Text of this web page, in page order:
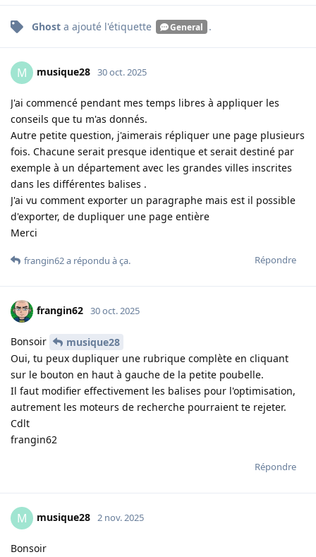
Ghost a ajouté l'étiquette General .
M musique28 30 oct. 2025
J'ai commencé pendant mes temps libres à appliquer les
conseils que tu m'as donnés.
Autre petite question, j'aimerais répliquer une page plusieurs
fois. Chacune serait presque identique et serait destiné par
exemple à un département avec les grandes villes inscrites
dans les différentes balises .
J'ai vu comment exporter un paragraphe mais est il possible
d'exporter, de dupliquer une page entière
Merci
Répondre
frangin62a répondu à ça.
frangin62 30 oct. 2025
Bonsoir
musique28
Oui, tu peux dupliquer une rubrique complète en cliquant
sur le bouton en haut à gauche de la petite poubelle.
Il faut modifier effectivement les balises pour l'optimisation,
autrement les moteurs de recherche pourraient te rejeter.
Cdlt
frangin62
Répondre
M musique28 2 nov. 2025
Bonsoir